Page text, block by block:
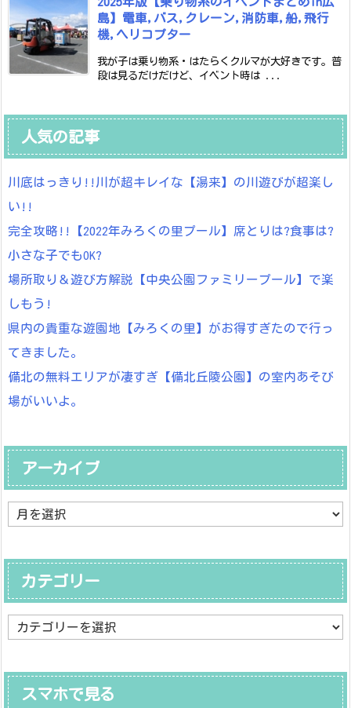
島】電車,バス,クレーン,消防車,船,飛行
機,ヘリコプター
我が子は乗り物系・はたらくクルマが大好きです。普
段は見るだけだけど、イベント時は ...
人気の記事
川底はっきり!!川が超キレイな【湯来】の川遊びが超楽し
い!!
完全攻略!!【2022年みろくの里プール】席とりは?食事は?
小さな子でもOK?
場所取り＆遊び方解説【中央公園ファミリープール】で楽
しもう!
県内の貴重な遊園地【みろくの里】がお得すぎたので行っ
てきました。
備北の無料エリアが凄すぎ【備北丘陵公園】の室内あそび
場がいいよ。
アーカイブ
ア
ー
ブ
カテゴリー
テ
ー
スマホで見る